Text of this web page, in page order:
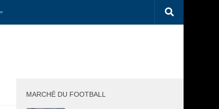
MARCHÉ DU FOOTBALL